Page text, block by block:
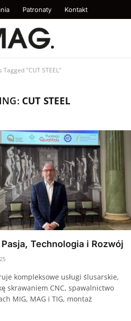
Patronaty Kontakt
Tagged "CUT STEEL"
CUT STEEL
Technologia i Rozwój
kompleksowe usługi ślusarskie,
skrawaniem CNC, spawalnictwo
MIG, MAG i TIG, montaż